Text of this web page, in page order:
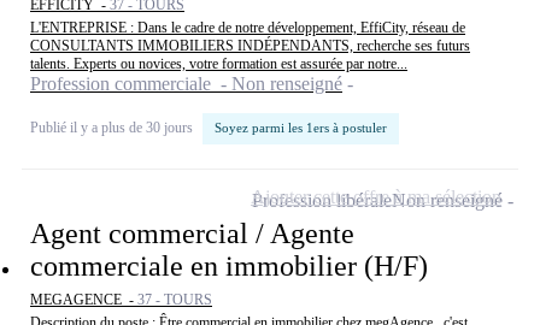
EFFICITY - 37 - TOURS
L'ENTREPRISE : Dans le cadre de notre développement, EffiCity, réseau de
CONSULTANTS IMMOBILIERS INDÉPENDANTS, recherche ses futurs
talents. Experts ou novices, votre formation est assurée par notre...
Profession commerciale - Non renseigné
Publié il y a plus de 30 jours Soyez parmi les 1ers à postuler
Agent commercial / Agente
commerciale en immobilier (H/F)
MEGAGENCE - 37 - TOURS
Profession libéraleNon renseigné
Ajouter cette offre à ma sélection